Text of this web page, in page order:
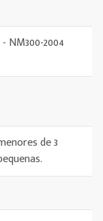
- NM300-2004
de 3